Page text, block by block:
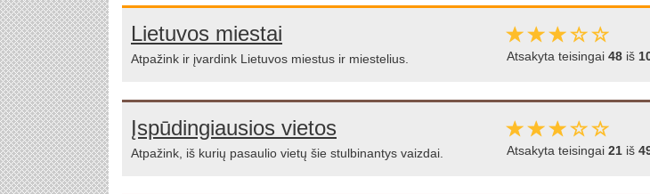
Lietuvos miestai
Atpažink ir įvardink Lietuvos miestus ir miestelius. Atsakyta teisingai 48 iš
Įspūdingiausios vietos
Atpažink, iš kurių pasaulio vietų šie stulbinantys vaizdai. Atsakyta teisingai 21 iš